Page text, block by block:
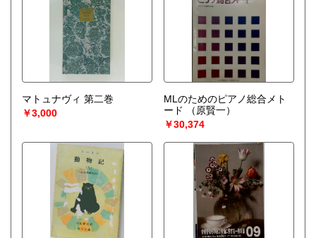
マトュナヴィ 第二巻
￥3,000
MLのためのピアノ総合メト
ード
（原賢一）
￥30,374